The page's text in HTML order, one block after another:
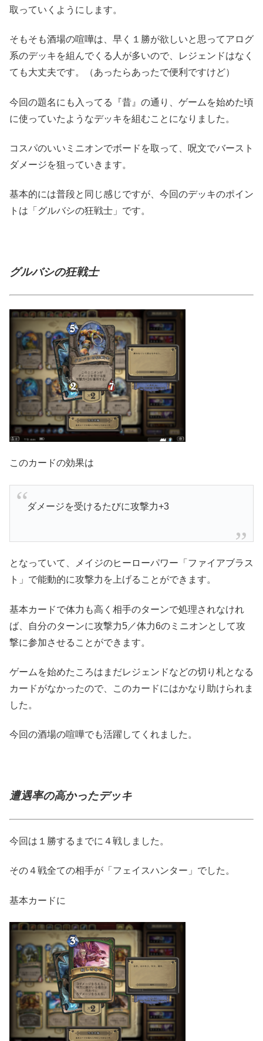
取っていくようにします。
そもそも酒場の喧嘩は、早く１勝が欲しいと思ってアログ
系のデッキを組んでくる人が多いので、レジェンドはなく
ても大丈夫です。（あったらあったで便利ですけど）
今回の題名にも入ってる『昔』の通り、ゲームを始めた頃
に使っていたようなデッキを組むことになりました。
コスパのいいミニオンでボードを取って、呪文でバースト
ダメージを狙っていきます。
基本的には普段と同じ感じですが、今回のデッキのポイン
トは「グルバシの狂戦士」です。
グルバシの狂戦士
このカードの効果は
ダメージを受けるたびに攻撃力+3
となっていて、メイジのヒーローパワー「ファイアブラス
ト」で能動的に攻撃力を上げることができます。
基本カードで体力も高く相手のターンで処理されなけれ
ば、自分のターンに攻撃力5／体力6のミニオンとして攻
撃に参加させることができます。
ゲームを始めたころはまだレジェンドなどの切り札となる
カードがなかったので、このカードにはかなり助けられま
した。
今回の酒場の喧嘩でも活躍してくれました。
遭遇率の高かったデッキ
今回は１勝するまでに４戦しました。
その４戦全ての相手が「フェイスハンター」でした。
基本カードに